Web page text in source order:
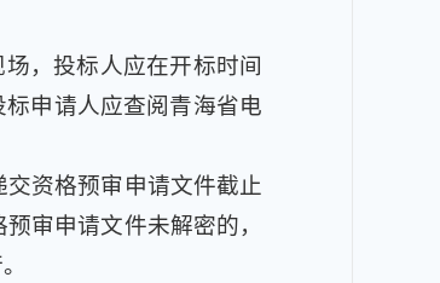
，投标人应在开标时间
申请人应查阅青海省电
资格预审申请文件截止
审申请文件未解密的，